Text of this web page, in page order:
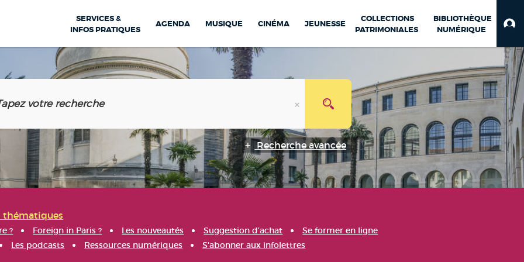
SERVICES &
INFOS PRATIQUES
AGENDA MUSIQUE CINÉMA JEUNESSE
COLLECTIONS
PATRIMONIALES
BIBLIOTHÈQUE
NUMÉRIQUE
Recherche avancée
thématiques
? Foreign in Paris ? Les nouveautés Suggestion d'achat
Se former en ligne
Les podcasts Ressources numériques S'abonner aux infolettres